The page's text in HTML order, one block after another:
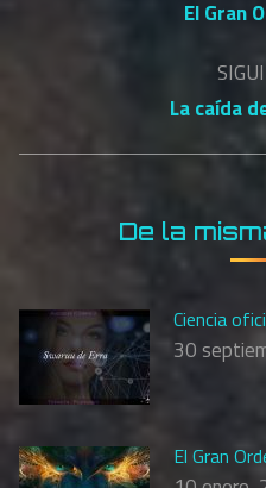
El Gran
La caída
De la
Ciencia
30
El Gran